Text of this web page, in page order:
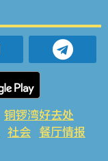
铜锣湾好去处
社会 餐厅情报